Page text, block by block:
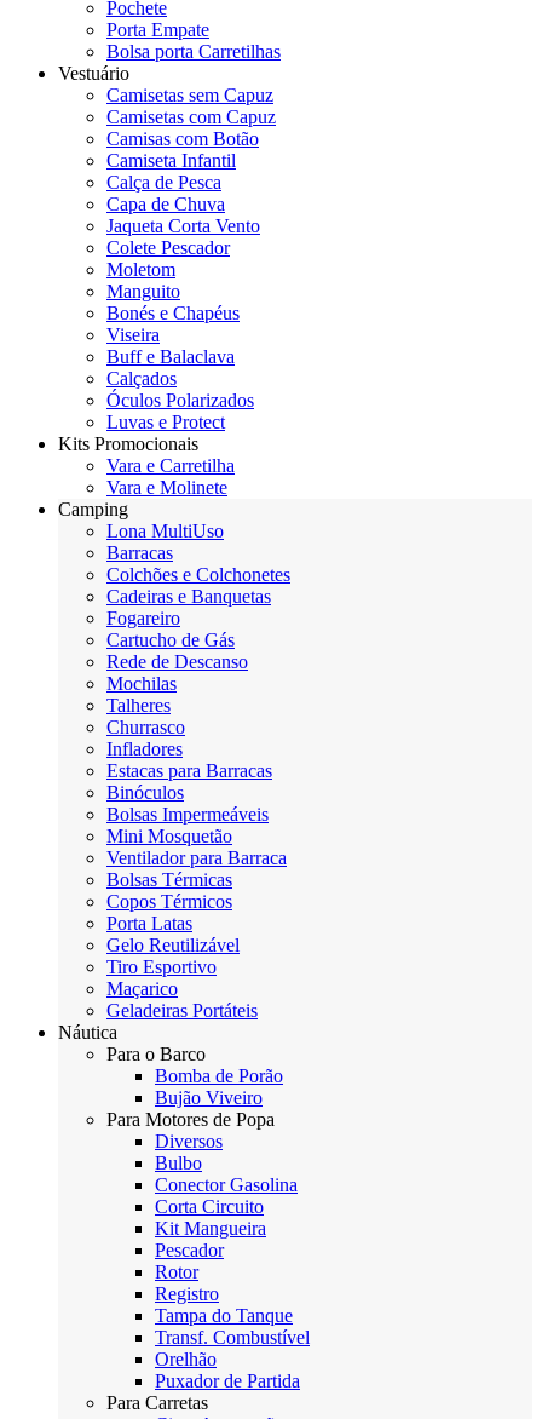
Pochete
Porta Empate
Bolsa porta Carretilhas
Vestuário
Camisetas sem Capuz
Camisetas com Capuz
Camisas com Botão
Camiseta Infantil
Calça de Pesca
Capa de Chuva
Jaqueta Corta Vento
Colete Pescador
Moletom
Manguito
Bonés e Chapéus
Viseira
Buff e Balaclava
Calçados
Óculos Polarizados
Luvas e Protect
Kits Promocionais
Vara e Carretilha
Vara e Molinete
Camping
Lona MultiUso
Barracas
Colchões e Colchonetes
Cadeiras e Banquetas
Fogareiro
Cartucho de Gás
Rede de Descanso
Mochilas
Talheres
Churrasco
Infladores
Estacas para Barracas
Binóculos
Bolsas Impermeáveis
Mini Mosquetão
Ventilador para Barraca
Bolsas Térmicas
Copos Térmicos
Porta Latas
Gelo Reutilizável
Tiro Esportivo
Maçarico
Geladeiras Portáteis
Náutica
Para o Barco
Bomba de Porão
Bujão Viveiro
Para Motores de Popa
Diversos
Bulbo
Conector Gasolina
Corta Circuito
Kit Mangueira
Pescador
Rotor
Registro
Tampa do Tanque
Transf. Combustível
Orelhão
Puxador de Partida
Para Carretas